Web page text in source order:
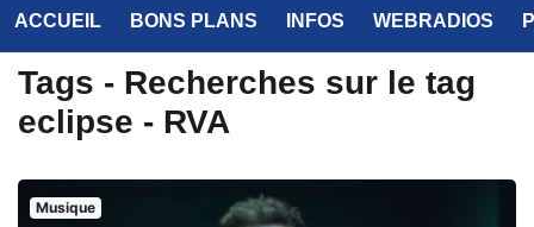
ACCUEIL BONS PLANS INFOS WEBRADIOS
Tags - Recherches sur le tag
eclipse - RVA
Musique